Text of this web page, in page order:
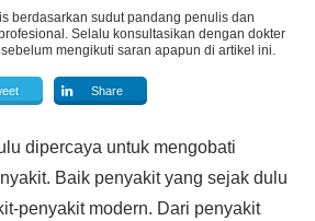
berdasarkan sudut pandang penulis dan
Selalu konsultasikan dengan dokter
mengikuti saran apapun di artikel ini.
Share
dipercaya untuk mengobati
Baik penyakit yang sejak dulu
penyakit modern. Dari penyakit